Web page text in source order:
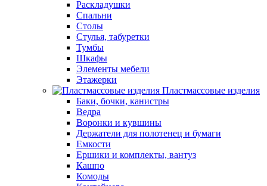
Раскладушки
Спальни
Столы
Стулья, табуретки
Тумбы
Шкафы
Элементы мебели
Этажерки
Пластмассовые изделия
Баки, бочки, канистры
Ведра
Воронки и кувшины
Держатели для полотенец и бумаги
Емкости
Ершики и комплекты, вантуз
Кашпо
Комоды